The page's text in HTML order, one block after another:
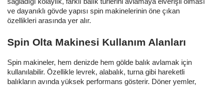
ve dayanıklı gövde yapısı spin makinelerinin öne çıkan
özellikleri arasında yer alır.
Spin Olta Makinesi Kullanım Alanları
Spin makineler, hem denizde hem gölde balık avlamak için
kullanılabilir. Özellikle levrek, alabalık, turna gibi hareketli
balıkların avında yüksek performans gösterir. Döner yemler,